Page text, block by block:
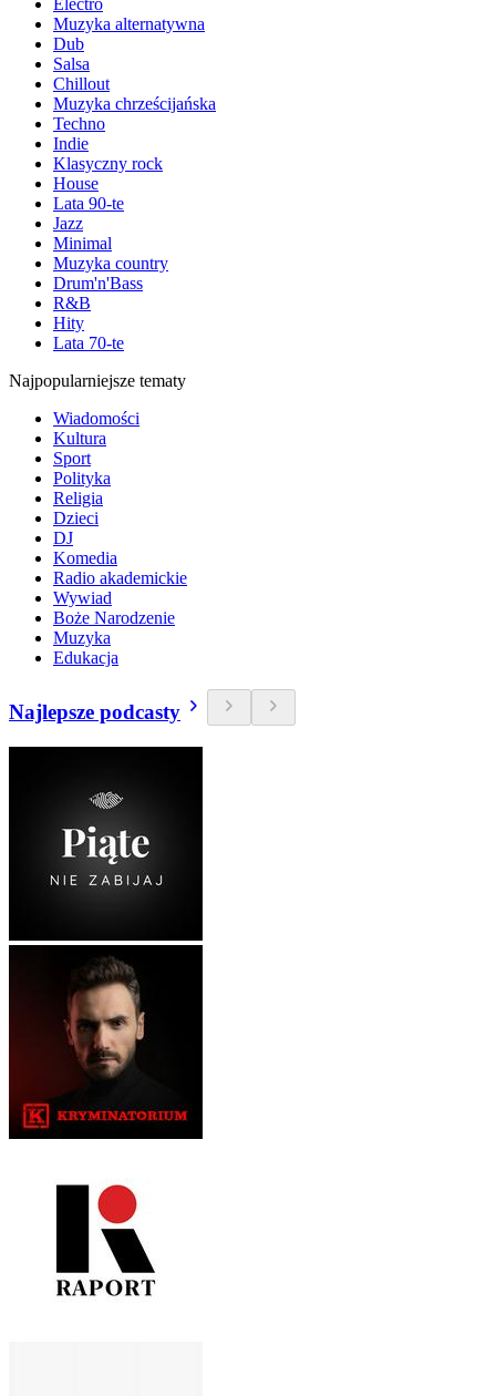
Electro
Muzyka alternatywna
Dub
Salsa
Chillout
Muzyka chrześcijańska
Techno
Indie
Klasyczny rock
House
Lata 90-te
Jazz
Minimal
Muzyka country
Drum'n'Bass
R&B
Hity
Lata 70-te
Najpopularniejsze tematy
Wiadomości
Kultura
Sport
Polityka
Religia
Dzieci
DJ
Komedia
Radio akademickie
Wywiad
Boże Narodzenie
Muzyka
Edukacja
Najlepsze podcasty